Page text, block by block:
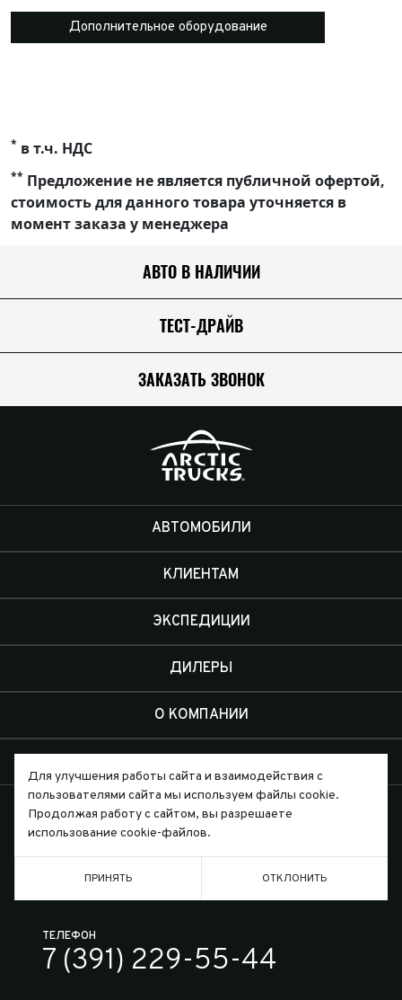
Дополнительное оборудование
* в т.ч. НДС
** Предложение не является публичной офертой,
стоимость для данного товара уточняется в
момент заказа у менеджера
АВТО В НАЛИЧИИ
ТЕСТ-ДРАЙВ
ЗАКАЗАТЬ ЗВОНОК
АВТОМОБИЛИ
КЛИЕНТАМ
ЭКСПЕДИЦИИ
ДИЛЕРЫ
О КОМПАНИИ
ТЕЛЕФОН
7 (391) 229-55-44
Для улучшения работы сайта и взаимодействия с
пользователями сайта мы используем файлы cookie.
Продолжая работу с сайтом, вы разрешаете
использование cookie-файлов.
ПРИНЯТЬ ОТКЛОНИТЬ